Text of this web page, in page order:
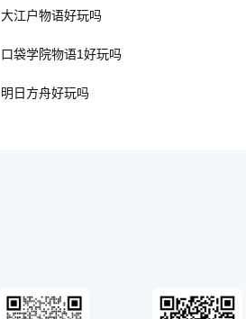
大江户物语好玩吗
口袋学院物语1好玩吗
明日方舟好玩吗